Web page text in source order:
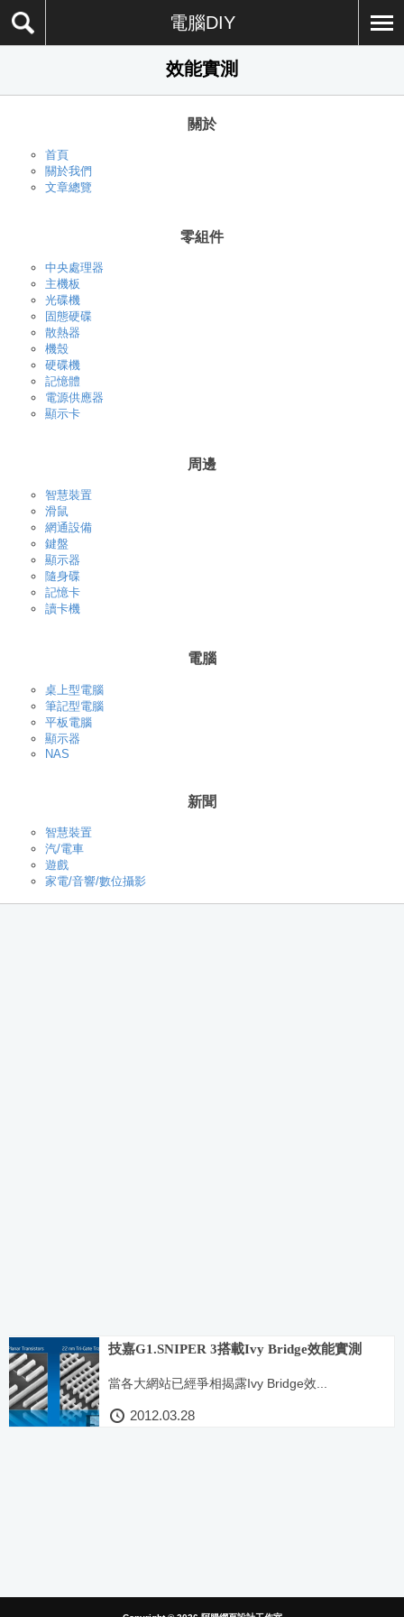
電腦DIY
效能實測
關於
首頁
關於我們
文章總覽
零組件
中央處理器
主機板
光碟機
固態硬碟
散熱器
機殼
硬碟機
記憶體
電源供應器
顯示卡
周邊
智慧裝置
滑鼠
網通設備
鍵盤
顯示器
隨身碟
記憶卡
讀卡機
電腦
桌上型電腦
筆記型電腦
平板電腦
顯示器
NAS
新聞
智慧裝置
汽/電車
遊戲
家電/音響/數位攝影
技嘉G1.SNIPER 3搭載Ivy Bridge效能實測
當各大網站已經爭相揭露Ivy Bridge效...
2012.03.28